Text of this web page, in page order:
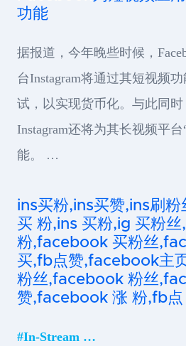
功能
据报道，今年晚些时候，
台Instagram将通过其短视频功
试，以实现货币化。与此同时
Instagram还将为其长视频平
能。 …
ins买粉,ins买赞,ins刷
买 粉,ins 买粉,ig 买粉丝
粉,facebook 买粉丝
买,fb点赞,facebook主
粉丝,facebook 粉丝
赞,facebook 涨 粉,fb点
#In-Stream …